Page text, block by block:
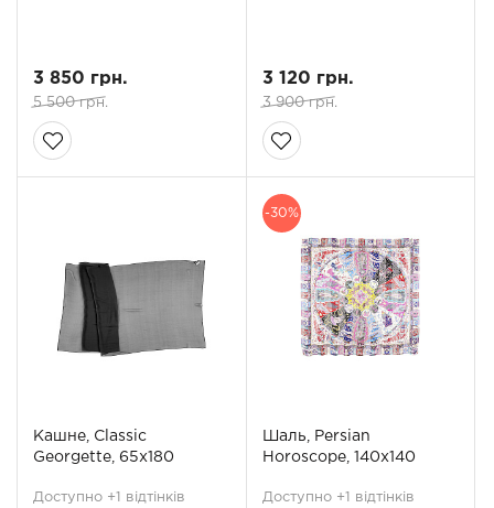
3 850 грн.
5 500 грн.
3 120 грн.
3 900 грн.
Кашне, Classic
Georgette, 65x180
Доступно +1 відтінків
-30%
Шаль, Persian
Horoscope, 140x140
Доступно +1 відтінків